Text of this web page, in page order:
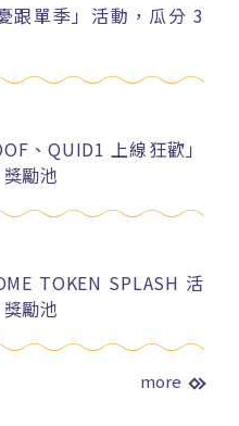
跟單季」活動，瓜分 3
、QUID1 上線狂歡」
勵池
TOKEN SPLASH 活
勵池
more